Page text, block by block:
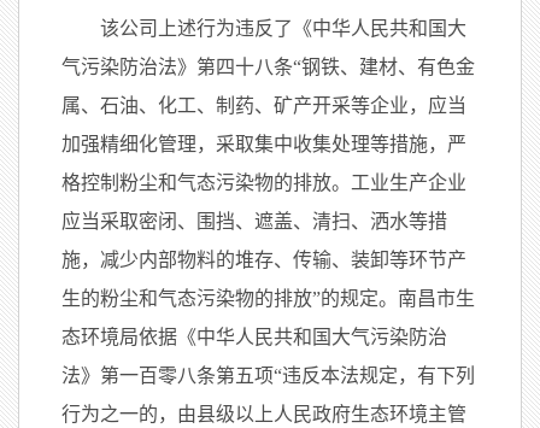
该公司上述行为违反了《中华人民共和国大
气污染防治法》第四十八条“钢铁、建材、有色金
属、石油、化工、制药、矿产开采等企业，应当
加强精细化管理，采取集中收集处理等措施，严
格控制粉尘和气态污染物的排放。工业生产企业
应当采取密闭、围挡、遮盖、清扫、洒水等措
施，减少内部物料的堆存、传输、装卸等环节产
生的粉尘和气态污染物的排放”的规定。南昌市生
态环境局依据《中华人民共和国大气污染防治
法》第一百零八条第五项“违反本法规定，有下列
行为之一的，由县级以上人民政府生态环境主管